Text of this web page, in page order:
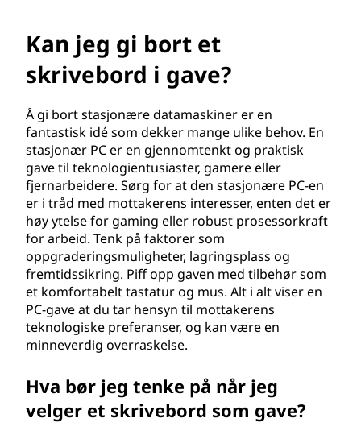
Kan jeg gi bort et
skrivebord i gave?
Å gi bort stasjonære datamaskiner er en
fantastisk idé som dekker mange ulike behov. En
stasjonær PC er en gjennomtenkt og praktisk
gave til teknologientusiaster, gamere eller
fjernarbeidere. Sørg for at den stasjonære PC-en
er i tråd med mottakerens interesser, enten det er
høy ytelse for gaming eller robust prosessorkraft
for arbeid. Tenk på faktorer som
oppgraderingsmuligheter, lagringsplass og
fremtidssikring. Piff opp gaven med tilbehør som
et komfortabelt tastatur og mus. Alt i alt viser en
PC-gave at du tar hensyn til mottakerens
teknologiske preferanser, og kan være en
minneverdig overraskelse.
Hva bør jeg tenke på når jeg
velger et skrivebord som gave?